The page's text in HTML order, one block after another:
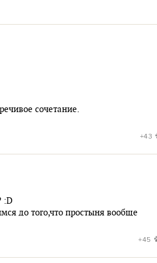
сочетание.
+43
:D
до того,что простыня вообще
+45